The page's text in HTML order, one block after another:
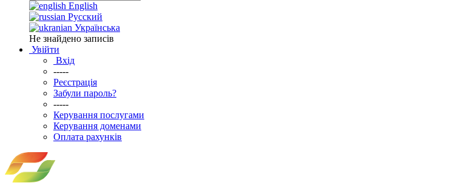
English
Русский
Українська
Не знайдено записів
Увійти
Вхід
-----
Реєстрація
Забули пароль?
-----
Керування послугами
Керування доменами
Оплата рахунків